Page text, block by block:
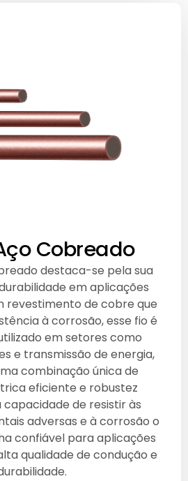
Cobreado
destaca-se pela sua
em aplicações
revestimento de cobre que
à corrosão, esse fio é
em setores como
e transmissão de energia,
combinação única de
eficiente e robustez
capacidade de resistir às
adversas e à corrosão o
confiável para aplicações
qualidade de condução e